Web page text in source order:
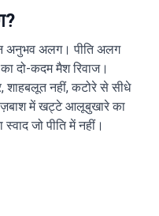
अनुभव अलग। पीति अलग
दो-कदम मैश रिवाज।
शाहबलूत नहीं, कटोरे से सीधे
में खट्टे आलूबुखारे का
जो पीति में नहीं।